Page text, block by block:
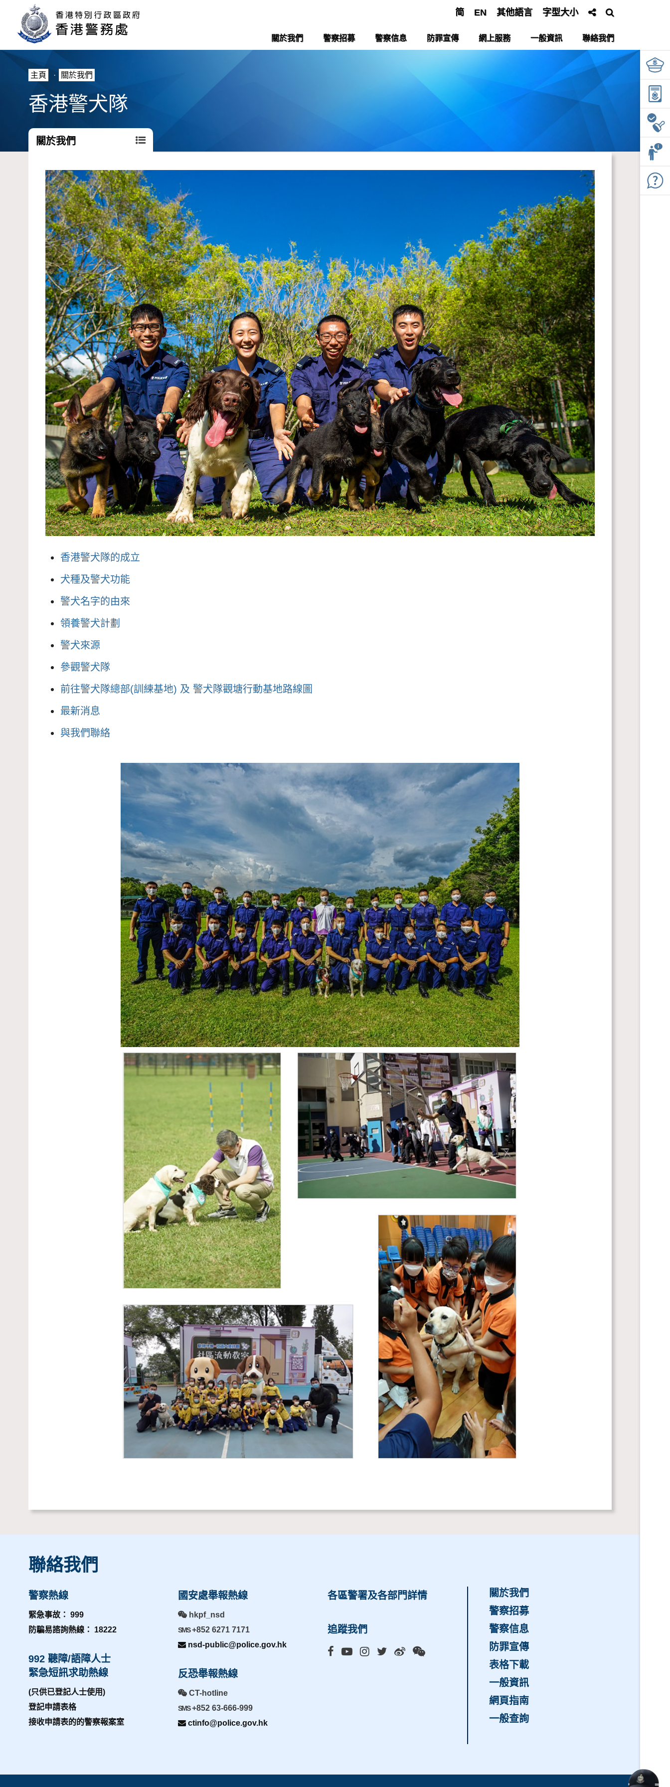
關於我們 警察招募 警察信息 防罪宣傳 網上服務 一般資訊 聯絡我們
简 EN 其他語言 字型大小
主頁 · 關於我們
香港警犬隊
關於我們
香港警犬隊的成立
犬種及警犬功能
警犬名字的由來
領養警犬計劃
警犬來源
參觀警犬隊
前往警犬隊總部(訓練基地) 及 警犬隊觀塘行動基地路線圖
最新消息
與我們聯絡
聯絡我們
警察熱線
緊急事故： 999
防騙易諮詢熱線： 18222
992 聽障/語障人士
緊急短訊求助熱線
(只供已登記人士使用)
登記申請表格
接收申請表的的警察報案室
國安處舉報熱線
hkpf_nsd
SMS+852 6271 7171
nsd-public@police.gov.hk
反恐舉報熱線
CT-hotline
SMS+852 63-666-999
ctinfo@police.gov.hk
各區警署及各部門詳情
追蹤我們
關於我們
警察招募
警察信息
防罪宣傳
表格下載
一般資訊
網頁指南
一般查詢